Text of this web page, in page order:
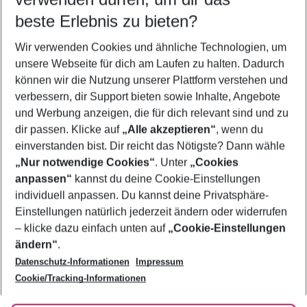
5-8 Nächte
2 Erwachsene Keine Kinder
Mehr Filter anzeigen
Footer
Footer navigation
Über uns
AGB
Bestpreisgarantie
Cookie-Einstellungen ändern
Cookie-Richtlinie
Agenturbetreuung
Barrierefreies Reisen
Folge uns
beste Erlebnis zu bieten?
Wir verwenden Cookies und ähnliche Technologien, um
unsere Webseite für dich am Laufen zu halten. Dadurch
können wir die Nutzung unserer Plattform verstehen und
verbessern, dir Support bieten sowie Inhalte, Angebote
und Werbung anzeigen, die für dich relevant sind und zu
dir passen. Klicke auf „Alle akzeptieren“, wenn du
einverstanden bist. Dir reicht das Nötigste? Dann wähle
„Nur notwendige Cookies“. Unter „Cookies
anpassen“ kannst du deine Cookie-Einstellungen
individuell anpassen. Du kannst deine Privatsphäre-
Einstellungen natürlich jederzeit ändern oder widerrufen
– klicke dazu einfach unten auf „Cookie-Einstellungen
ändern“.
Datenschutz-Informationen
Impressum
Cookie/Tracking-Informationen